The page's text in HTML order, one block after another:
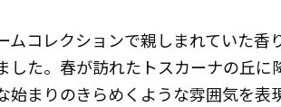
ムコレクションで親しまれていた
した。春が訪れたトスカーナの丘
始まりのきらめくような雰囲気を